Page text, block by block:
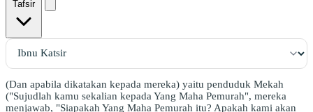
Tafsir
(Dan apabila dikatakan kepada mereka) yaitu penduduk Mekah
("Sujudlah kamu sekalian kepada Yang Maha Pemurah", mereka
menjawab, "Siapakah Yang Maha Pemurah itu? Apakah kami akan